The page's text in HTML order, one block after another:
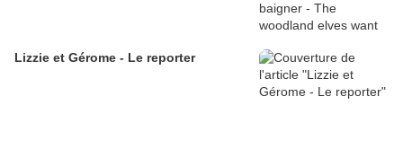
Lizzie et Gérome - Le reporter